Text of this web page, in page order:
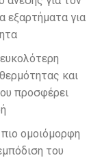
εξαρτήματα για
και
προσφέρει
ομοιόμορφη
του